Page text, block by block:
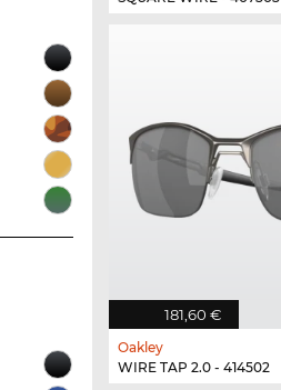
181,60 €
Oakley
WIRE TAP 2.0 - 414502